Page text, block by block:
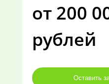
от 200
рублей
Оставить